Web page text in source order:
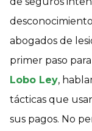
abogados de
primer paso
Lobo Ley,
tácticas que
sus pagos. No